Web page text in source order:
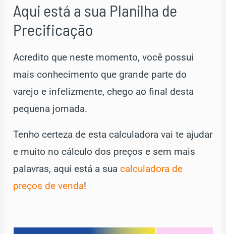
Aqui está a sua Planilha de
Precificação
Acredito que neste momento, você possui
mais conhecimento que grande parte do
varejo e infelizmente, chego ao final desta
pequena jornada.
Tenho certeza de esta calculadora vai te ajudar
e muito no cálculo dos preços e sem mais
palavras, aqui está a suacalculadora de
preços de venda!